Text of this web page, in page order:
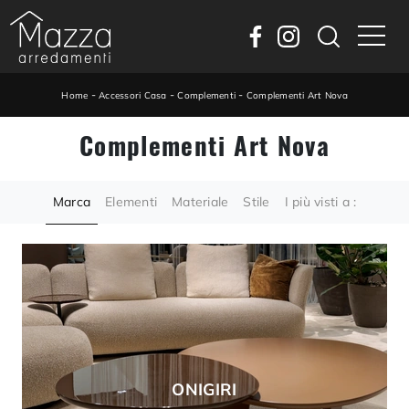
Home - Accessori Casa -Complementi - Complementi Art Nova
Complementi Art Nova
Marca Elementi Materiale Stile I più visti a :
ONIGIRI